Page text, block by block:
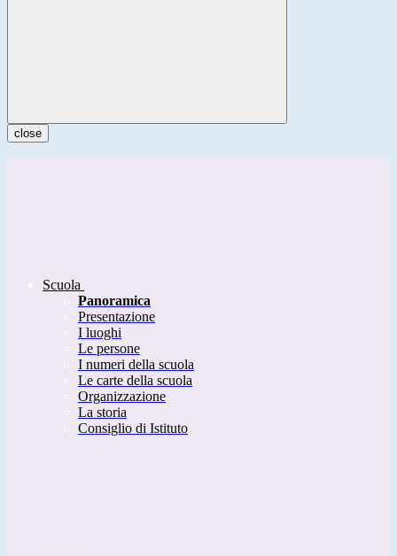
close
Scuola
Panoramica
Presentazione
I luoghi
Le persone
I numeri della scuola
Le carte della scuola
Organizzazione
La storia
Consiglio di Istituto